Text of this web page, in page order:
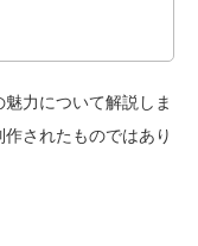
力について解説しま
されたものではあり